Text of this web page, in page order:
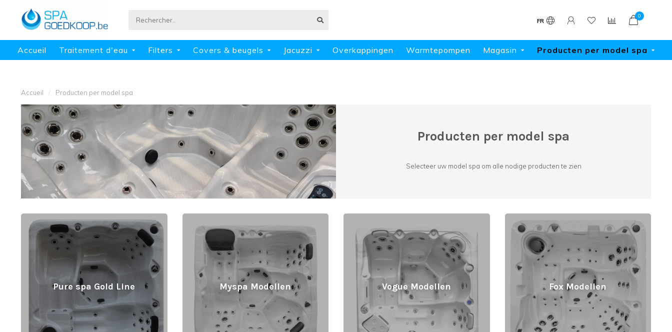
FR
0
Accueil Traitement d'eau Filters Covers & beugels Jacuzzi Overkappingen Warmtepompen Magasin Producten per model spa
Accueil / Producten per model spa
Producten per model spa
Selecteer uw model spa om alle nodige producten te zien
Pure spa Gold Line Myspa Modellen Vogue Modellen Fox Modellen